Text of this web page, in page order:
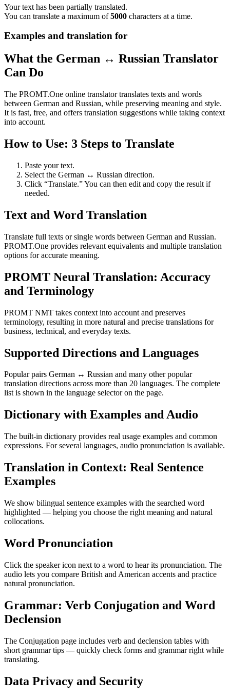
Your text has been partially translated.
You can translate a maximum of5000 characters at a time.
Examples and translation for
What the German ↔ Russian Translator
Can Do
The PROMT.One online translator translates texts and words
between German and Russian, while preserving meaning and style.
It is fast, free, and offers translation suggestions while taking context
into account.
How to Use: 3 Steps to Translate
Paste your text.
Select the German ↔ Russian direction.
Click “Translate.” You can then edit and copy the result if
needed.
Text and Word Translation
Translate full texts or single words between German and Russian.
PROMT.One provides relevant equivalents and multiple translation
options for accurate meaning.
PROMT Neural Translation: Accuracy
and Terminology
PROMT NMT takes context into account and preserves
terminology, resulting in more natural and precise translations for
business, technical, and everyday texts.
Supported Directions and Languages
Popular pairs German ↔ Russian and many other popular
translation directions across more than 20 languages. The complete
list is shown in the language selector on the page.
Dictionary with Examples and Audio
The built-in dictionary provides real usage examples and common
expressions. For several languages, audio pronunciation is available.
Translation in Context: Real Sentence
Examples
We show bilingual sentence examples with the searched word
highlighted — helping you choose the right meaning and natural
collocations.
Word Pronunciation
Click the speaker icon next to a word to hear its pronunciation. The
audio lets you compare British and American accents and practice
natural pronunciation.
Grammar: Verb Conjugation and Word
Declension
The Conjugation page includes verb and declension tables with
short grammar tips — quickly check forms and grammar right while
translating.
Data Privacy and Security